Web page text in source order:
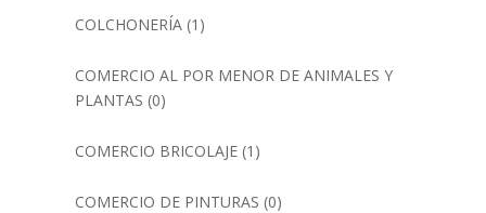
COLCHONERÍA(1)
COMERCIO AL POR MENOR DE ANIMALES Y
PLANTAS (0)
COMERCIO BRICOLAJE(1)
COMERCIO DE PINTURAS (0)